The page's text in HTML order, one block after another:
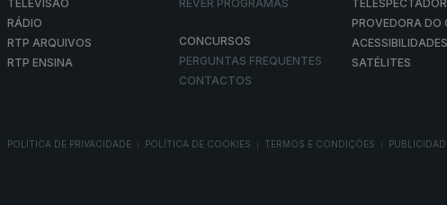
TELEVISÃO
RÁDIO
RTP ARQUIVOS
RTP ENSINA
REVER PROGRAMAS
CONCURSOS
PERGUNTAS FREQUENTES
CONTACTOS
TELESPECTADOR
PROVEDORA DO
ACESSIBILIDADES
SATÉLITES
POLÍTICA DE PRIVACIDADE POLÍTICA DE COOKIES TERMOS E CONDIÇÕES